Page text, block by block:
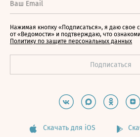
Нажимая кнопку «Подписаться», я даю свое
от «Ведомости» и подтверждаю, что
Политику по защите персональных данных
Скачать для iOS